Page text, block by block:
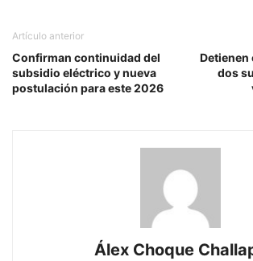
Artículo anterior
Confirman continuidad del
subsidio eléctrico y nueva
postulación para este 2026
Detienen
dos
Álex Choque